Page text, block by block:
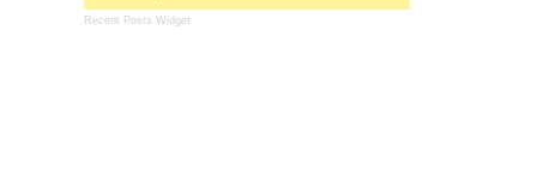
Recent Posts Widget